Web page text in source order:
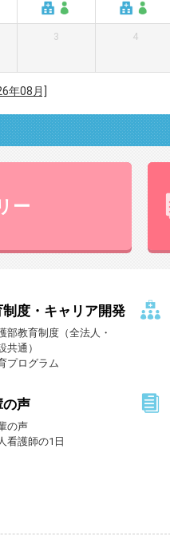
3 4
年08月]
ー
制度・キャリア開発
部教育制度（全法人・
共通）
プログラム
の声
の声
看護師の1日